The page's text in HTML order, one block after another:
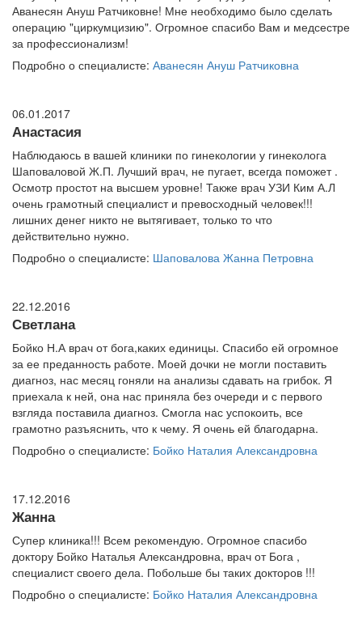
Аванесян Ануш Ратчиковне! Мне необходимо было сделать
операцию "циркумцизию". Огромное спасибо Вам и медсестре
за профессионализм!
Подробно о специалисте: Аванесян Ануш Ратчиковна
06.01.2017
Анастасия
Наблюдаюсь в вашей клиники по гинекологии у гинеколога
Шаповаловой Ж.П. Лучший врач, не пугает, всегда поможет .
Осмотр простот на высшем уровне! Также врач УЗИ Ким А.Л
очень грамотный специалист и превосходный человек!!!
лишних денег никто не вытягивает, только то что
действительно нужно.
Подробно о специалисте: Шаповалова Жанна Петровна
22.12.2016
Светлана
Бойко Н.А врач от бога,каких единицы. Спасибо ей огромное
за ее преданность работе. Моей дочки не могли поставить
диагноз, нас месяц гоняли на анализы сдавать на грибок. Я
приехала к ней, она нас приняла без очереди и с первого
взгляда поставила диагноз. Смогла нас успокоить, все
грамотно разъяснить, что к чему. Я очень ей благодарна.
Подробно о специалисте: Бойко Наталия Александровна
17.12.2016
Жанна
Супер клиника!!! Всем рекомендую. Огромное спасибо
доктору Бойко Наталья Александровна, врач от Бога ,
специалист своего дела. Побольше бы таких докторов !!!
Подробно о специалисте: Бойко Наталия Александровна